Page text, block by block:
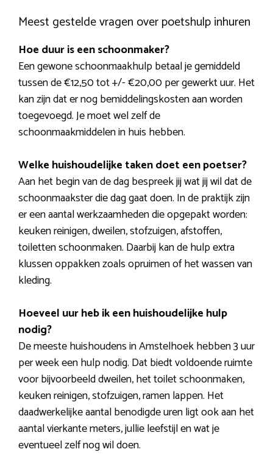
Meest gestelde vragen over poetshulp inhuren
Hoe duur is een schoonmaker?
Een gewone schoonmaakhulp betaal je gemiddeld
tussen de €12,50 tot +/- €20,00 per gewerkt uur. Het
kan zijn dat er nog bemiddelingskosten aan worden
toegevoegd. Je moet wel zelf de
schoonmaakmiddelen in huis hebben.
Welke huishoudelijke taken doet een poetser?
Aan het begin van de dag bespreek jij wat jij wil dat de
schoonmaakster die dag gaat doen. In de praktijk zijn
er een aantal werkzaamheden die opgepakt worden:
keuken reinigen, dweilen, stofzuigen, afstoffen,
toiletten schoonmaken. Daarbij kan de hulp extra
klussen oppakken zoals opruimen of het wassen van
kleding.
Hoeveel uur heb ik een huishoudelijke hulp
nodig?
De meeste huishoudens in Amstelhoek hebben 3 uur
per week een hulp nodig. Dat biedt voldoende ruimte
voor bijvoorbeeld dweilen, het toilet schoonmaken,
keuken reinigen, stofzuigen, ramen lappen. Het
daadwerkelijke aantal benodigde uren ligt ook aan het
aantal vierkante meters, jullie leefstijl en wat je
eventueel zelf nog wil doen.